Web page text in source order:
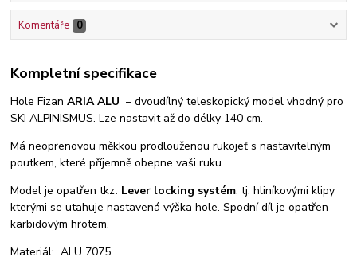
Komentáře 0
Kompletní specifikace
Hole FizanARIA ALU – dvoudílný teleskopický model vhodný pro
SKI ALPINISMUS. Lze nastavit až do délky 140 cm.
Má neoprenovou měkkou prodlouženou rukojeť s nastavitelným
poutkem, které příjemně obepne vaši ruku.
Model je opatřen tkz. Lever locking systém, tj. hliníkovými klipy
kterými se utahuje nastavená výška hole. Spodní díl je opatřen
karbidovým hrotem.
Materiál: ALU 7075